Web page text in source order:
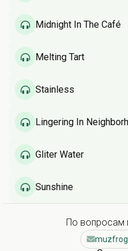
Midnight In The Café
Melting Tart
Stainless
Lingering In
Gliter Water
Sunshine
По вопросам